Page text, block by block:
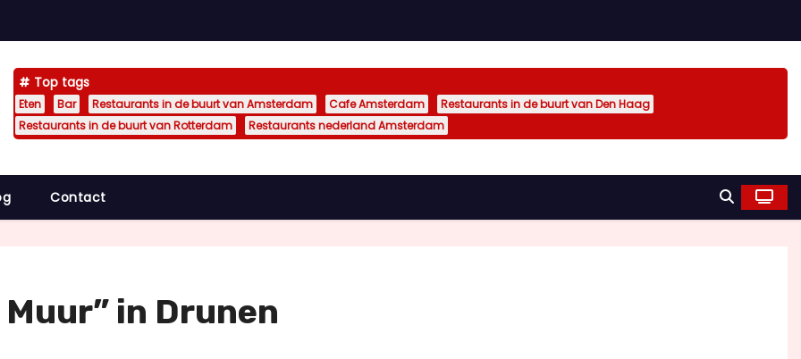
Top tags
Eten Bar Restaurants in de buurt van Amsterdam Cafe Amsterdam
Restaurants in de buurt van Den Haag
Restaurants in de buurt van Rotterdam
Restaurants nederland Amsterdam
Contact
Muur” in Drunen